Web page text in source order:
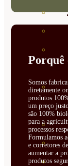
Porquê
Somos
diretamente
produtos
um preço
são 100%
para a
processos
Formulamos
e corretores
aumentar a
produtos